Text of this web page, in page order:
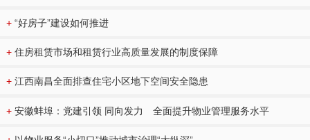
+ “好房子”建设如何推进
+ 住房租赁市场和租赁行业高质量发展的制度保障
+ 江西南昌全面排查住宅小区地下空间安全隐患
+ 安徽蚌埠：党建引领 同向发力 全面提升物业管理服务水平